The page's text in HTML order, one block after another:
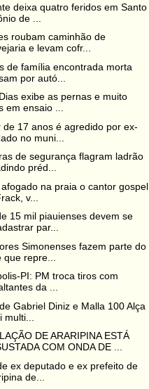
deixa quatro feridos em Santo
de ...
roubam caminhão de
e levam cofr...
de família encontrada morta
por autó...
exibe as pernas e muito
em ensaio ...
de 17 anos é agredido por ex-
no muni...
de segurança flagram ladrão
préd...
na praia o cantor gospel
v...
15 mil piauienses devem se
par...
Simonenses fazem parte do
que repre...
PI: PM troca tiros com
da ...
Gabriel Diniz e Malla 100 Alça
multi...
DE ARARIPINA ESTÁ
COM ONDA DE ...
ex deputado e ex prefeito de
de...